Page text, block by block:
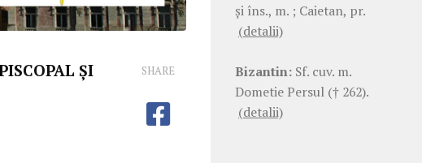
ȘI
SHARE
şi îns., m. ; Caietan, pr.
(detalii)
Bizantin: Sf. cuv. m.
Dometie Persul († 262).
(detalii)